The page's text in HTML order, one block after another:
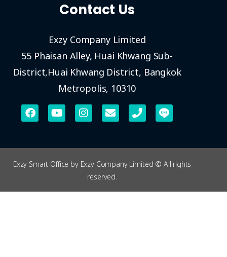
Contact Us
Exzy Company Limited
55 Phaisan Alley, Huai Khwang Sub-
District,Huai Khwang District, Bangkok
Metropolis, 10310
Exzy Smart Office by Exzy Company Limited © All rights
reserved.